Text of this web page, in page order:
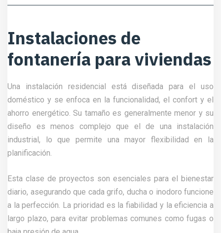
Instalaciones de
fontanería para viviendas
Una instalación residencial está diseñada para el uso
doméstico y se enfoca en la funcionalidad, el confort y el
ahorro energético. Su tamaño es generalmente menor y su
diseño es menos complejo que el de una instalación
industrial, lo que permite una mayor flexibilidad en la
planificación.
Esta clase de proyectos son esenciales para el bienestar
diario, asegurando que cada grifo, ducha o inodoro funcione
a la perfección. La prioridad es la fiabilidad y la eficiencia a
largo plazo, para evitar problemas comunes como fugas o